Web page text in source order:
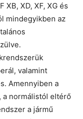
XB, XD, XF, XG és
mindegyikben az
valamint
Amennyiben a
a normálistól eltérő
a jármű